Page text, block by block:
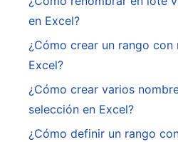
en Excel?
¿Cómo crear un rango
Excel?
¿Cómo crear varios
selección en Excel?
¿Cómo definir un rango